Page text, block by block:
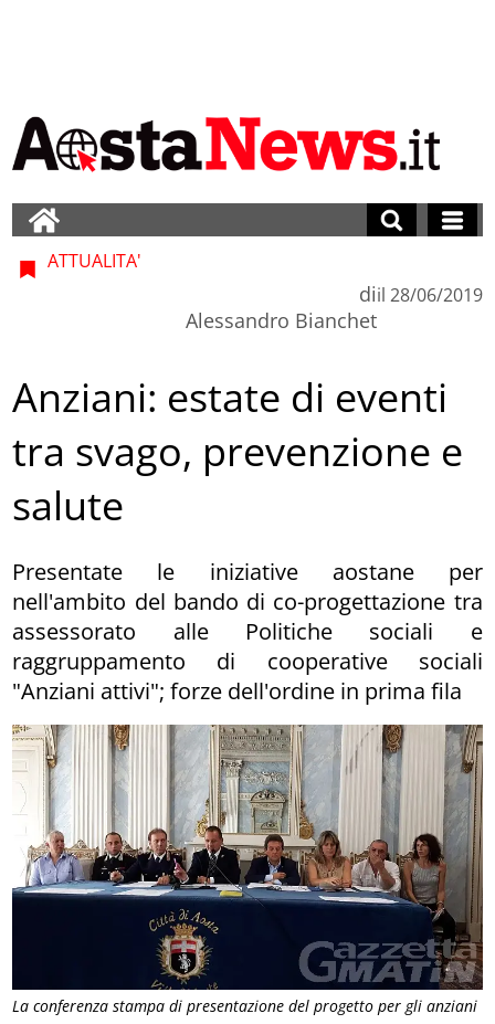
La conferenza stampa di presentazione del progetto per gli anziani
ATTUALITA'
di
Alessandro Bianchet
il 28/06/2019
Anziani: estate di eventi
tra svago, prevenzione e
salute
Presentate le iniziative aostane per
nell'ambito del bando di co-progettazione tra
assessorato alle Politiche sociali e
raggruppamento di cooperative sociali
"Anziani attivi"; forze dell'ordine in prima fila